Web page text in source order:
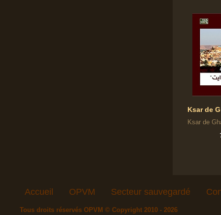
Ksar de
Ksar de
Accueil OPVM Secteur sauvegardé
Tous droits réservés OPVM © Copyright 2010 - 2026